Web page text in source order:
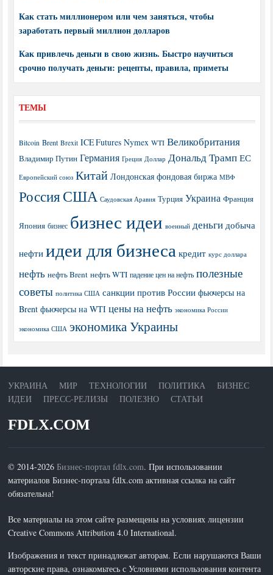
Как стать миллионером или чем заняться, чтобы
заработать первый миллион долларов
Как привлечь деньги в свою жизнь. Быстро научиться
срочно получать деньги: рецепты, правила, приметы
ТЕМЫ
Bitcoin Brent Brexit ICE Futures Nymex WTI Великобритания
Владимир Путин Германия Греция Доллар Дональд Трамп ЕС
Европейский союз Китай Лондонская фондовая биржа МВФ
РоссияСША Саудовская Аравия Турция Украина Франция
Япония бизнес бизнес идеи военный деньги добыча
нефти идеи для бизнеса кредит курс доллара
нефть нефть Brent нефть WTI падение цен на нефть полезные
советы политика США санкции против России фьючерсы на
Brent фьючерсы на WTI цены на нефть экономика России
экономика США экономика Украины
УКРАИНА МИР ТЕХНОЛОГИИ ПОЛИТИКА
БИЗНЕС
ИДЕИ
ПРЕСС-РЕЛИЗЫ ПОЛЕЗНО СТАТЬИ
FDLX.COM
© 2014-2026Бизнес-портал fdlx.com. При использовании
материалов Бизнес-портала fdlx.com активная ссылка на сайт
обязательна!
Все материалы на этом сайте размещены на условиях лицензии
Creative Commons Attribution 4.0 International.
Изображения и текст принадлежат авторам. Если нарушаются Ваши
авторские права, ознакомьтесь с Условиями использования контента